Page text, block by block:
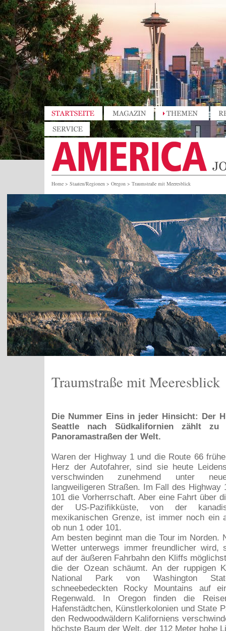
Home > Staaten/Regionen > Oregon > Traumstraße mit Meeresblick
Traumstraße mit Meeresblick
Die Nummer Eins in jeder Hinsicht: Der
Seattle nach Südkalifornien zählt zu
Panoramastraßen der Welt.
Waren der Highway 1 und die Route 66
Herz der Autofahrer, sind sie heute
verschwinden zunehmend unter
langweiligeren Straßen. Im Fall des Highway
101 die Vorherrschaft. Aber eine Fahrt über
der US-Pazifikküste, von der
mexikanischen Grenze, ist immer noch ein
ob nun 1 oder 101.
Am besten beginnt man die Tour im Norden.
Wetter unterwegs immer freundlicher wird,
auf der äußeren Fahrbahn den Kliffs
die der Ozean schäumt. An der ruppigen
National Park von Washington
schneebedeckten Rocky Mountains auf
Regenwald. In Oregon finden die
Hafenstädtchen, Künstlerkolonien und State
den Redwoodwäldern Kaliforniens
höchste Baum der Welt, der 112 Meter hohe